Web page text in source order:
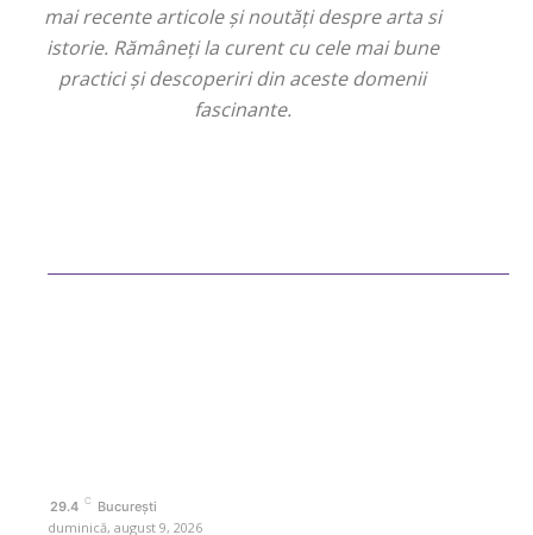
mai recente articole și noutăți despre arta si
istorie. Rămâneți la curent cu cele mai bune
practici și descoperiri din aceste domenii
fascinante.
29.4 C București
duminică, august 9, 2026